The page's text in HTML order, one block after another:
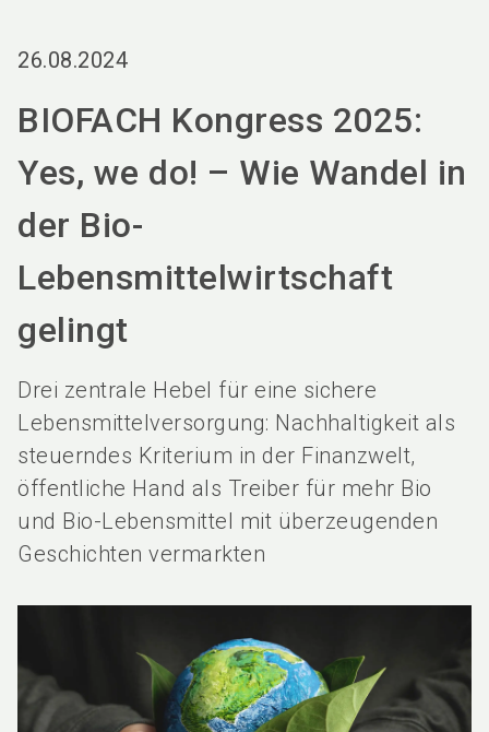
search
26.08.2024
BIOFACH Kongress 2025:
Yes, we do! – Wie Wandel in
der Bio-
Lebensmittelwirtschaft
gelingt
Drei zentrale Hebel für eine sichere
Lebensmittelversorgung: Nachhaltigkeit als
steuerndes Kriterium in der Finanzwelt,
öffentliche Hand als Treiber für mehr Bio
und Bio-Lebensmittel mit überzeugenden
Geschichten vermarkten